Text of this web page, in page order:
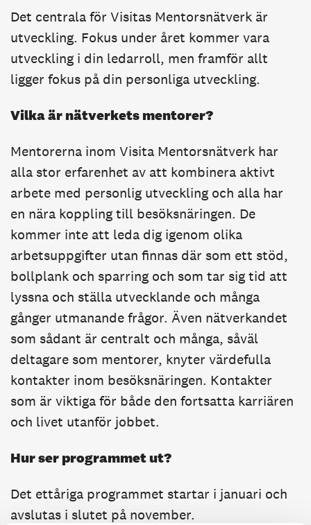
Det centrala för Visitas Mentorsnätverk är
utveckling. Fokus under året kommer vara
utveckling i din ledarroll, men framför allt
ligger fokus på din personliga utveckling.
Vilka är nätverkets mentorer?
Mentorerna inom Visita Mentorsnätverk har
alla stor erfarenhet av att kombinera aktivt
arbete med personlig utveckling och alla har
en nära koppling till besöksnäringen. De
kommer inte att leda dig igenom olika
arbetsuppgifter utan finnas där som ett stöd,
bollplank och sparring och som tar sig tid att
lyssna och ställa utvecklande och många
gånger utmanande frågor. Även nätverkandet
som sådant är centralt och många, såväl
deltagare som mentorer, knyter värdefulla
kontakter inom besöksnäringen. Kontakter
som är viktiga för både den fortsatta karriären
och livet utanför jobbet.
Hur ser programmet ut?
Det ettåriga programmet startar i januari och
avslutas i slutet på november.